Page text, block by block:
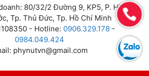
80/32/2 Đường 9, KP5, P. Hiệp
Tp. Thủ Đức, Tp. Hồ Chí Minh
- Hotline: 0906.329.178-
0984.049.424
phynutvn@gmail.com